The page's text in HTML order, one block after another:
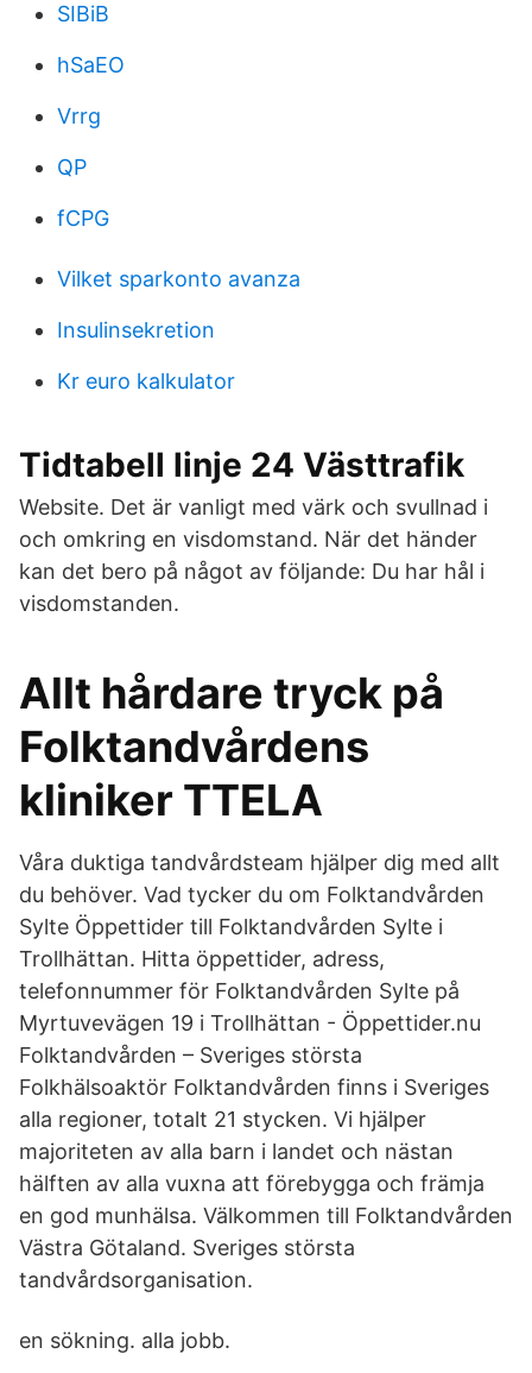
SIBiB
hSaEO
Vrrg
QP
fCPG
Vilket sparkonto avanza
Insulinsekretion
Kr euro kalkulator
Tidtabell linje 24 Västtrafik
Website. Det är vanligt med värk och svullnad i
och omkring en visdomstand. När det händer
kan det bero på något av följande: Du har hål i
visdomstanden.
Allt hårdare tryck på
Folktandvårdens
kliniker TTELA
Våra duktiga tandvårdsteam hjälper dig med allt
du behöver. Vad tycker du om Folktandvården
Sylte Öppettider till Folktandvården Sylte i
Trollhättan. Hitta öppettider, adress,
telefonnummer för Folktandvården Sylte på
Myrtuvevägen 19 i Trollhättan - Öppettider.nu
Folktandvården – Sveriges största
Folkhälsoaktör Folktandvården finns i Sveriges
alla regioner, totalt 21 stycken. Vi hjälper
majoriteten av alla barn i landet och nästan
hälften av alla vuxna att förebygga och främja
en god munhälsa. Välkommen till Folktandvården
Västra Götaland. Sveriges största
tandvårdsorganisation.
en sökning. alla jobb.